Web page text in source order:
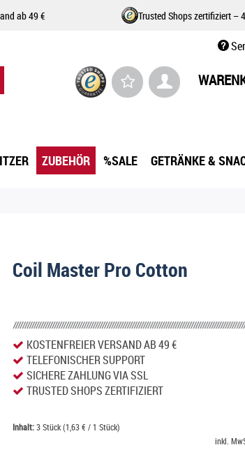
ab 49 € Trusted Shops zertifiziert –
ZUBEHÖR %SALE GETRÄNKE &
Coil Master Pro Cotton
KOSTENFREIER VERSAND AB 49 €
TELEFONISCHER SUPPORT
SICHERE ZAHLUNG VIA SSL
TRUSTED SHOPS ZERTIFIZIERT
Inhalt:3 Stück (1,63 € / 1 Stück)
inkl.